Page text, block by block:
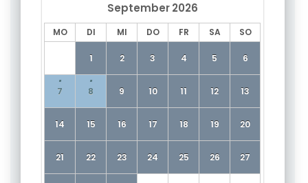
September2026
MO DI MI DO FR SA SO
1 2 3 4 5 6
·
7
·
8 9 10 11 12 13
14 15 16 17 18 19 20
21 22 23 24 25 26 27